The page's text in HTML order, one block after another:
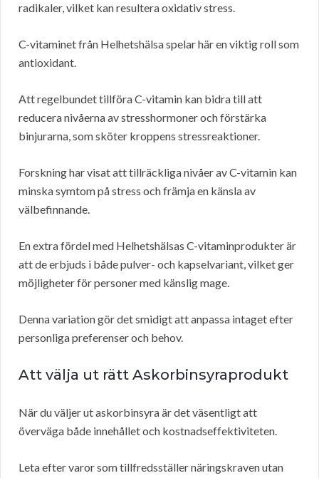
radikaler, vilket kan resultera oxidativ stress.
C-vitaminet från Helhetshälsa spelar här en viktig roll som
antioxidant.
Att regelbundet tillföra C-vitamin kan bidra till att
reducera nivåerna av stresshormoner och förstärka
binjurarna, som sköter kroppens stressreaktioner.
Forskning har visat att tillräckliga nivåer av C-vitamin kan
minska symtom på stress och främja en känsla av
välbefinnande.
En extra fördel med Helhetshälsas C-vitaminprodukter är
att de erbjuds i både pulver- och kapselvariant, vilket ger
möjligheter för personer med känslig mage.
Denna variation gör det smidigt att anpassa intaget efter
personliga preferenser och behov.
Att välja ut rätt Askorbinsyraprodukt
När du väljer ut askorbinsyra är det väsentligt att
överväga både innehållet och kostnadseffektiviteten.
Leta efter varor som tillfredsställer näringskraven utan